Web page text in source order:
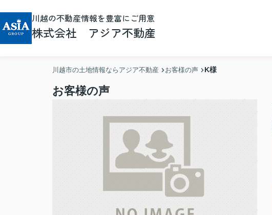
川越の不動産情報を豊富にご用意
株式会社 アジア不動産
川越市の土地情報ならアジア不動産 お客様の声 K様
お客様の声